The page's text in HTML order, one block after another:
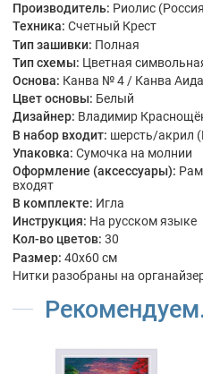
Производитель: Риолис
Техника: Счетный Крест
Тип зашивки: Полная
Тип схемы: Цветная
Основа: Канва № 4 / Канва
Цвет основы: Белый
Дизайнер: Владимир
В набор входит: шерсть/акрил
Упаковка: Сумочка на молнии
Оформление (аксессуары):
входят
В комплекте: Игла
Инструкция: На русском языке
Кол-во цветов: 30
Размер: 40x60 см
Нитки разобраны на